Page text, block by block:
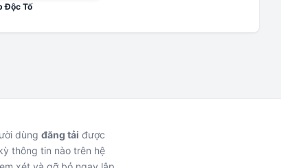
Độc Tố
dùng đăng tải được
thông tin nào trên hệ